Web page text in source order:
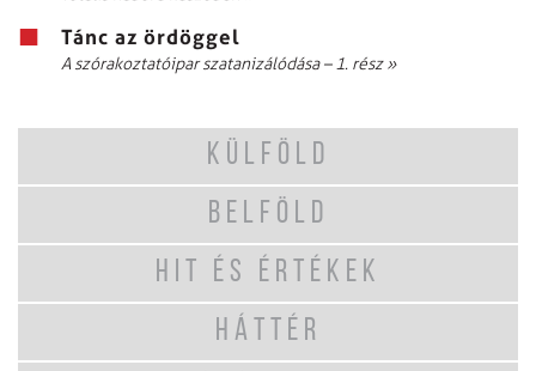
Tánc az ördöggel
A szórakoztatóipar szatanizálódása – 1. rész»
KÜLFÖLD
BELFÖLD
HIT ÉS ÉRTÉKEK
HÁTTÉR